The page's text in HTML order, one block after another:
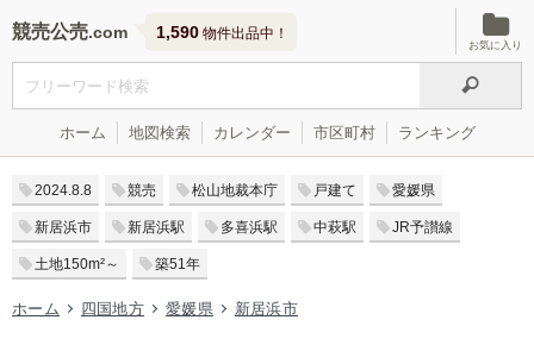
競売公売 1,590 物件出品中！
お気に入り
ホーム 地図検索 カレンダー 市区町村 ランキング
2024.8.8 競売 松山地裁本庁 戸建て 愛媛県
新居浜市 新居浜駅 多喜浜駅 中萩駅 JR予讃線
土地150m²～ 築51年
ホーム 四国地方 愛媛県 新居浜市